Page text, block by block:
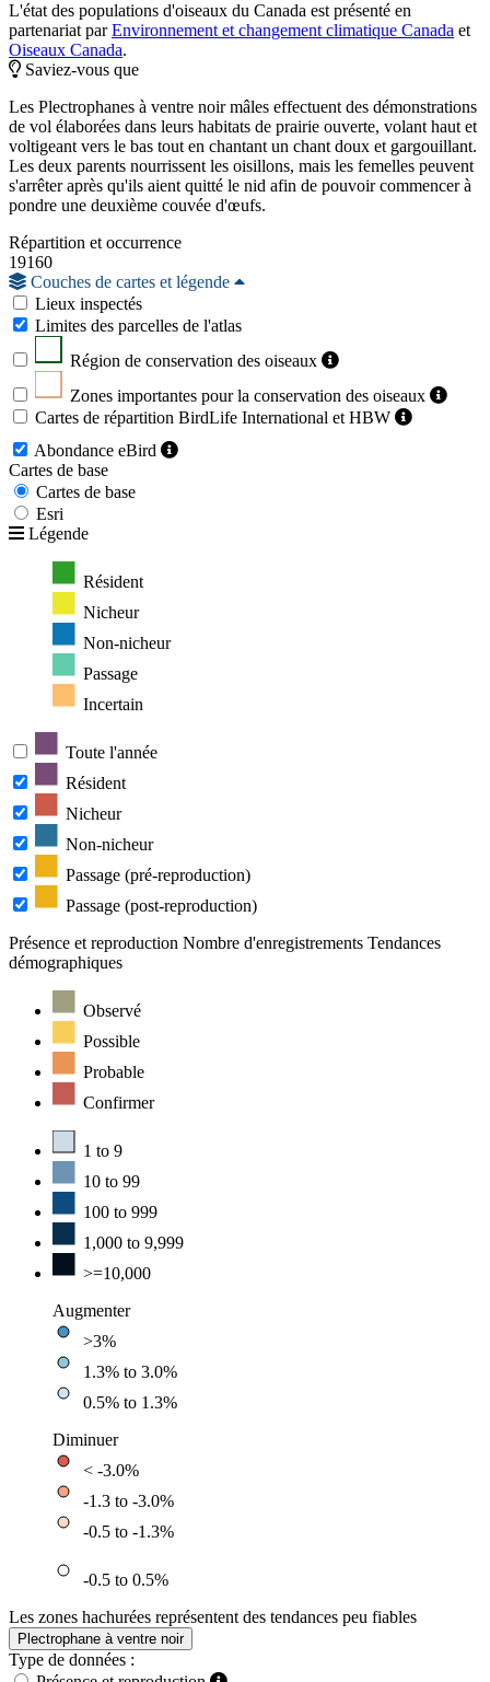
L'état des populations d'oiseaux du Canada est présenté en
partenariat parEnvironnement et changement climatique Canada et
Oiseaux Canada.
Saviez-vous que
Les Plectrophanes à ventre noir mâles effectuent des démonstrations
de vol élaborées dans leurs habitats de prairie ouverte, volant haut et
voltigeant vers le bas tout en chantant un chant doux et gargouillant.
Les deux parents nourrissent les oisillons, mais les femelles peuvent
s'arrêter après qu'ils aient quitté le nid afin de pouvoir commencer à
pondre une deuxième couvée d'œufs.
Répartition et occurrence
19160
Couches de cartes et légende
Lieux inspectés
Limites des parcelles de l'atlas
Région de conservation des oiseaux
Zones importantes pour la conservation des oiseaux
Cartes de répartition BirdLife International et HBW
Abondance eBird
Cartes de base
Cartes de base
Esri
Légende
Résident
Nicheur
Non-nicheur
Passage
Incertain
Toute l'année
Résident
Nicheur
Non-nicheur
Passage (pré-reproduction)
Passage (post-reproduction)
Présence et reproduction Nombre d'enregistrements Tendances
démographiques
Observé
Possible
Probable
Confirmer
1 to 9
10 to 99
100 to 999
1,000 to 9,999
>=10,000
Augmenter
>3%
1.3% to 3.0%
0.5% to 1.3%
Diminuer
< -3.0%
-1.3 to -3.0%
-0.5 to -1.3%
-0.5 to 0.5%
Les zones hachurées représentent des tendances peu fiables
Plectrophane à ventre noir
Type de données :